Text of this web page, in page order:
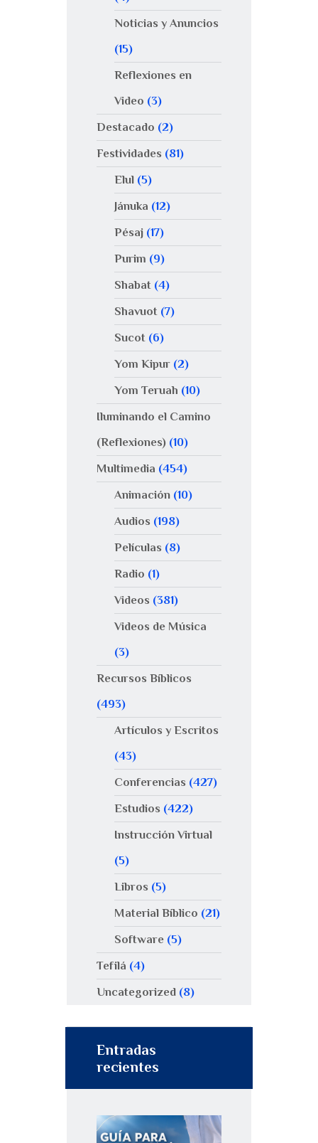
Noticias y Anuncios
(15)
Reflexiones en
Video (3)
Destacado (2)
Festividades (81)
Elul(5)
Jánuka (12)
Pésaj(17)
Purim (9)
Shabat(4)
Shavuot(7)
Sucot(6)
Yom Kipur(2)
Yom Teruah (10)
Iluminando el Camino
(Reflexiones) (10)
Multimedia (454)
Animación(10)
Audios (198)
Películas (8)
Radio (1)
Videos (381)
Videos de Música
(3)
Recursos Bíblicos
(493)
Artículos y Escritos
(43)
Conferencias (427)
Estudios (422)
Instrucción Virtual
(5)
Libros (5)
Material Bíblico (21)
Software(5)
Tefilá (4)
Uncategorized (8)
Entradas
recientes